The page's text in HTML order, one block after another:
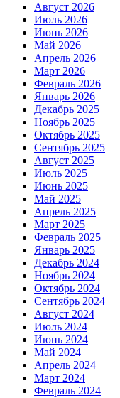
Август 2026
Июль 2026
Июнь 2026
Май 2026
Апрель 2026
Март 2026
Февраль 2026
Январь 2026
Декабрь 2025
Ноябрь 2025
Октябрь 2025
Сентябрь 2025
Август 2025
Июль 2025
Июнь 2025
Май 2025
Апрель 2025
Март 2025
Февраль 2025
Январь 2025
Декабрь 2024
Ноябрь 2024
Октябрь 2024
Сентябрь 2024
Август 2024
Июль 2024
Июнь 2024
Май 2024
Апрель 2024
Март 2024
Февраль 2024